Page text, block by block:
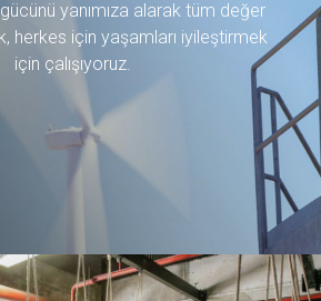
gücünü yanımıza alarak tüm değer
herkes için yaşamları iyileştirmek
için çalışıyoruz.